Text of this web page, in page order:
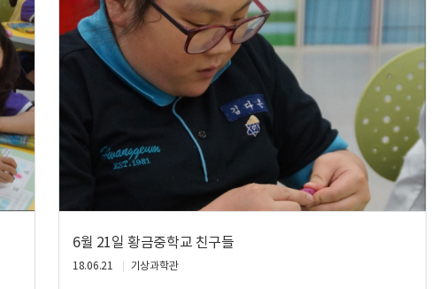
6월 21일 황금중학교 친구들
18.06.21 기상과학관